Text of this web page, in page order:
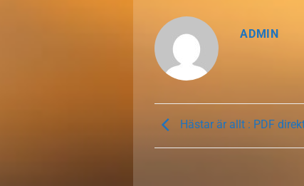
ADMIN
Hästar är allt : PDF